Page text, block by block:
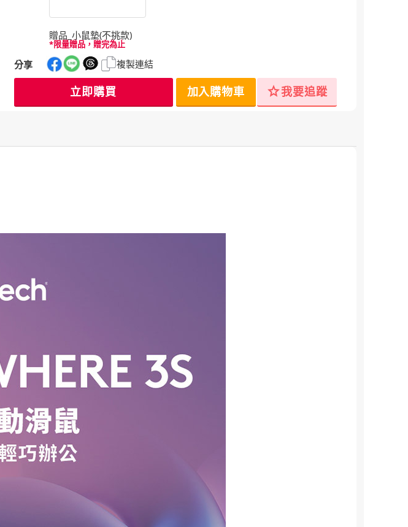
贈品_小鼠墊(不挑款)
*限量贈品，贈完為止
分享 複製連結
立即購買 加入購物車 star我要追蹤